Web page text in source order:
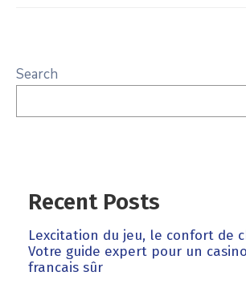
Search
Recent Posts
Lexcitation du jeu, le confort de
Votre guide expert pour un
francais sûr